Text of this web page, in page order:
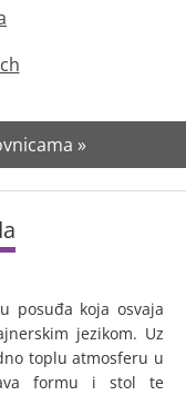
»
posuđa koja osvaja
jezikom. Uz
toplu atmosferu u
formu i stol te